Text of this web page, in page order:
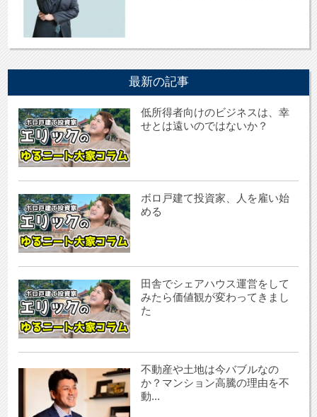
最新の記事
低所得者向けのビジネスは、幸
せとは遠いのではないか？
ボロ戸建て投資家、人を雇い始
める
田舎でシェアハウス運営をして
みたら価値観が変わってきまし
た
不動産や土地は今バブルなの
か？マンション高騰の理由を不
動...